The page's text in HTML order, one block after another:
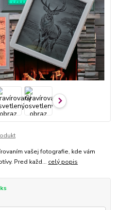
vašej fotografie, kde vám
Pred každ... celý popis